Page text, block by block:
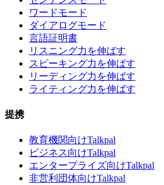
ワードモード
ダイアログモード
言語証明書
リスニング力を伸ばす
スピーキング力を伸ばす
リーディング力を伸ばす
ライティング力を伸ばす
提携
教育機関向けTalkpal
ビジネス向けTalkpal
エンタープライズ向けTalkpal
非営利団体向けTalkpal